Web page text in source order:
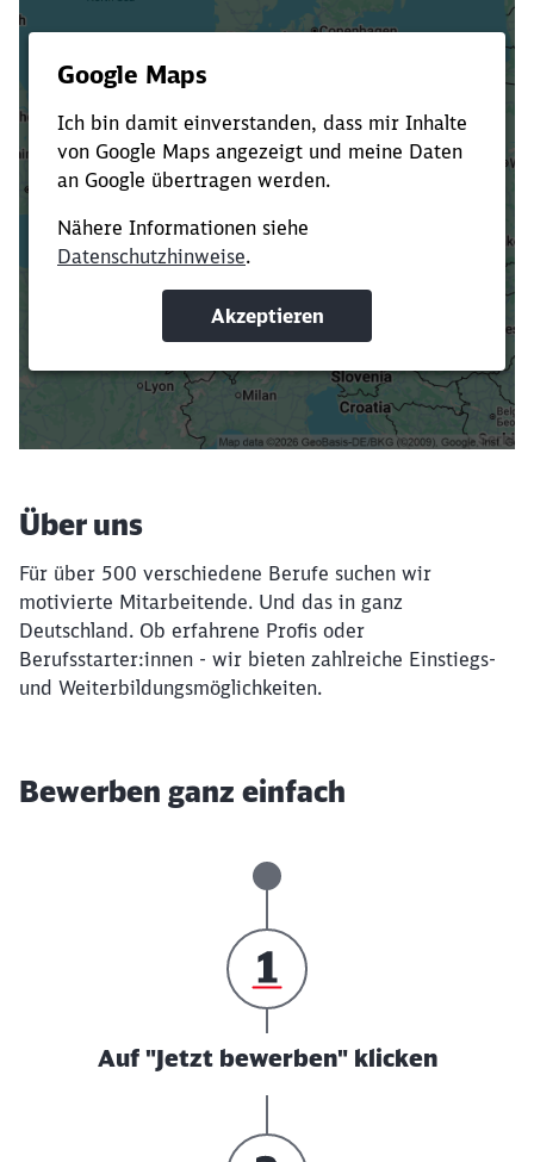
Verkürze die Ladezeit, indem du Suchbegriffe
oder Filter hinzufügst.
Suchbegriffe eingeben
Filter setzen
Über uns
Für über 500 verschiedene Berufe suchen wir
motivierte Mitarbeitende. Und das in ganz
Deutschland. Ob erfahrene Profis oder
Berufsstarter:innen - wir bieten zahlreiche Einstiegs-
und Weiterbildungsmöglichkeiten.
Bewerben ganz einfach
Auf "Jetzt bewerben" klicken